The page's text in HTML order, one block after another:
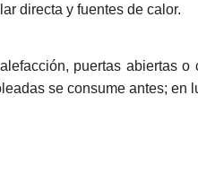
directa y fuentes de calor.
puertas abiertas
se consume antes; en